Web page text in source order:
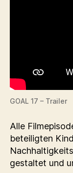
GOAL 17 – Trailer
Alle
beteiligten
gestaltet und